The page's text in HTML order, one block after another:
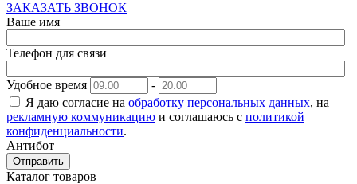
ЗАКАЗАТЬ ЗВОНОК
Ваше имя
Телефон для связи
Удобное время
-
Я даю согласие на обработку персональных данных, на
рекламную коммуникацию и соглашаюсь с политикой
конфиденциальности.
Антибот
Отправить
Каталог товаров